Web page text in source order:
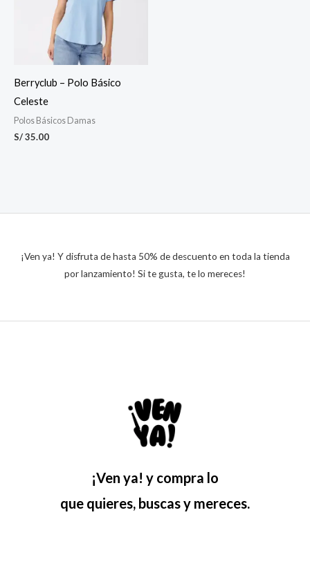
Berryclub – Polo Básico
Celeste
Polos Básicos Damas
S/35.00
¡Ven ya! Y disfruta de hasta 50% de descuento en toda la tienda
por lanzamiento! Si te gusta, te lo mereces!
¡Ven ya! y compra lo
que quieres, buscas y mereces.